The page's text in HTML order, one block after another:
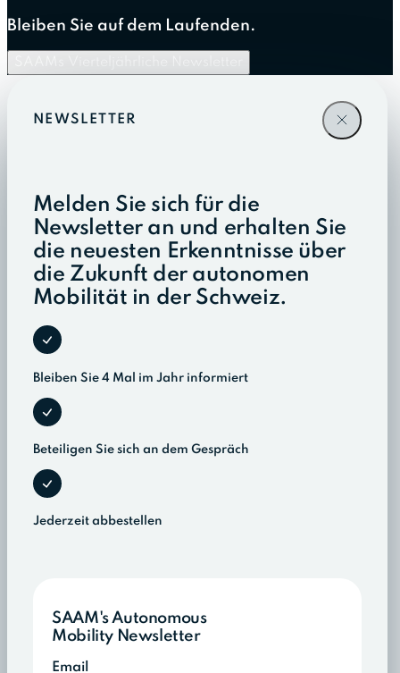
Bleiben Sie auf dem Laufenden.
NEWSLETTER
Melden Sie sich für die
Newsletter an und erhalten Sie
die neuesten Erkenntnisse über
die Zukunft der autonomen
Mobilität in der Schweiz.
Bleiben Sie 4 Mal im Jahr informiert
Beteiligen Sie sich an dem Gespräch
Jederzeit abbestellen
SAAM's Autonomous
Mobility Newsletter
Email